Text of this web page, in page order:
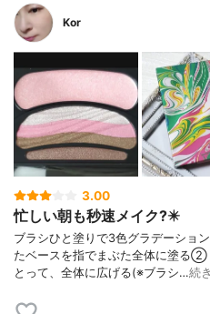
Kor
3.00
忙しい朝も秒速メイク?️✴️
ブラシひと塗りで3色グラデーシ
たベースを指でまぶた全体に塗る②
とって、全体に広げる(※ブラシ…続